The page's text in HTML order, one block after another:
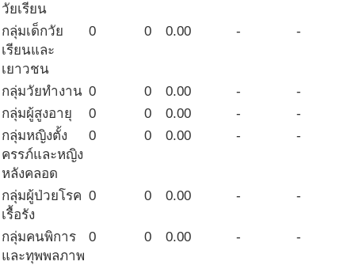
วัยเรียน
กลุ่มเด็กวัย
เรียนและ
เยาวชน
0 0 0.00 - -
กลุ่มวัยทำงาน 0 0 0.00 -
-
กลุ่มผู้สูงอายุ
0 0 0.00 -
-
กลุ่มหญิงตั้ง
ครรภ์และหญิง
หลังคลอด
0 0 0.00 - -
กลุ่มผู้ป่วยโรค
เรื้อรัง
0 0 0.00 - -
กลุ่มคนพิการ
และทุพพลภาพ
0 0 0.00 - -